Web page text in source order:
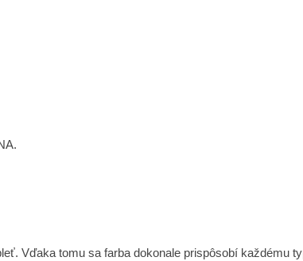
Vďaka tomu sa farba dokonale prispôsobí každému